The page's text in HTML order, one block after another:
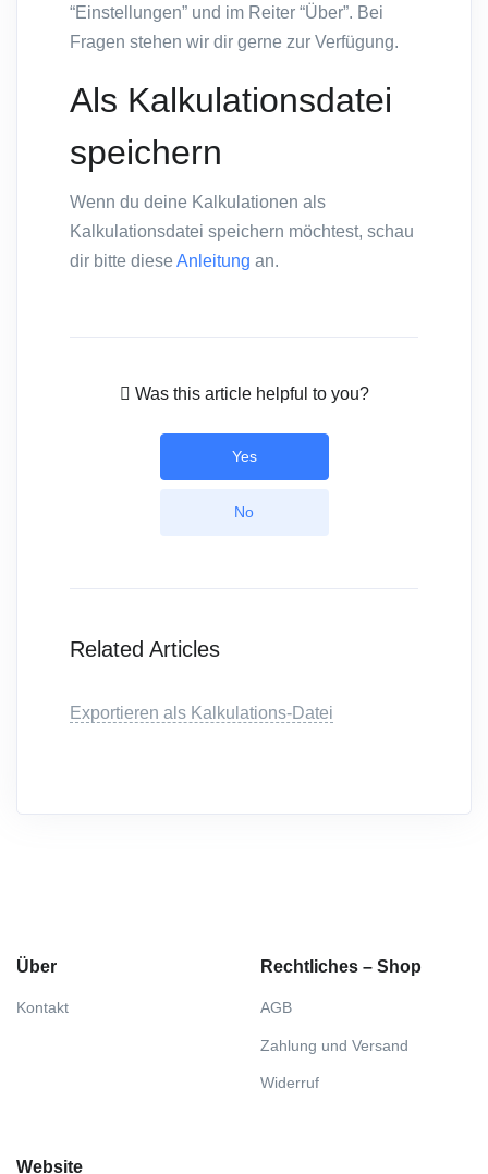
“Einstellungen” und im Reiter “Über”. Bei
Fragen stehen wir dir gerne zur Verfügung.
Als Kalkulationsdatei
speichern
Wenn du deine Kalkulationen als
Kalkulationsdatei speichern möchtest, schau
dir bitte diese Anleitung an.
Was this article helpful to you?
Yes
No
Related Articles
Exportieren als Kalkulations-Datei
Über
Kontakt
Rechtliches – Shop
AGB
Zahlung und Versand
Widerruf
Website